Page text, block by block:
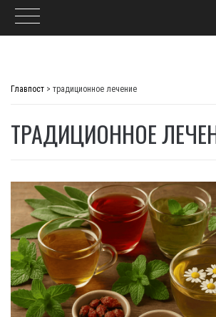
Главпост > традиционное лечение
ТРАДИЦИОННОЕ